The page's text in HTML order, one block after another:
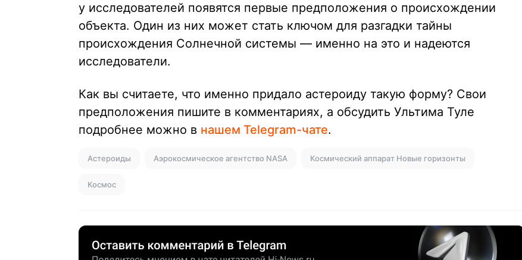
у исследователей появятся первые предположения о происхождении
объекта. Один из них может стать ключом для разгадки тайны
происхождения Солнечной системы — именно на это и надеются
исследователи.
Как вы считаете, что именно придало астероиду такую форму? Свои
предположения пишите в комментариях, а обсудить Ультима Туле
подробнее можно в нашем Telegram-чате.
Астероиды Аэрокосмическое агентство NASA Космический аппарат Новые горизонты
Космос